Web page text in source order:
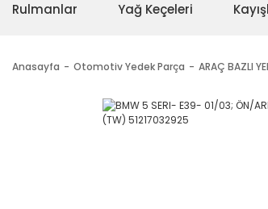
Rulmanlar Yağ Keçeleri
Anasayfa Otomotiv Yedek Parça ARAÇ BAZLI